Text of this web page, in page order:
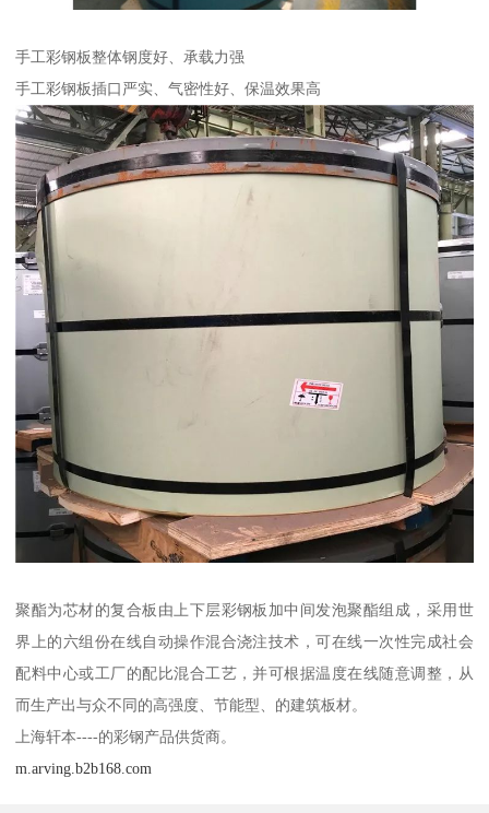
手工彩钢板整体钢度好、承载力强
手工彩钢板插口严实、气密性好、保温效果高
聚酯为芯材的复合板由上下层彩钢板加中间发泡聚酯组成，采用世
界上的六组份在线自动操作混合浇注技术，可在线一次性完成社会
配料中心或工厂的配比混合工艺，并可根据温度在线随意调整，从
而生产出与众不同的高强度、节能型、的建筑板材。
上海轩本----的彩钢产品供货商。
m.arving.b2b168.com